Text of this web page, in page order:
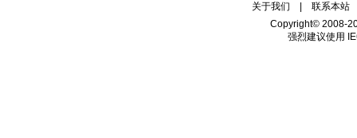
关于我们 | 联系本站
Copyright© 2008-
强烈建议使用